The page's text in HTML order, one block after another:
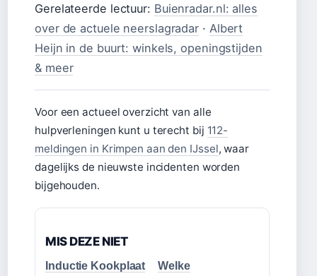
Gerelateerde lectuur: Buienradar.nl: alles
over de actuele neerslagradar · Albert
Heijn in de buurt: winkels, openingstijden
& meer
Voor een actueel overzicht van alle
hulpverleningen kunt u terecht bij 112-
meldingen in Krimpen aan den IJssel, waar
dagelijks de nieuwste incidenten worden
bijgehouden.
MIS DEZE NIET
Inductie Kookplaat
Welke